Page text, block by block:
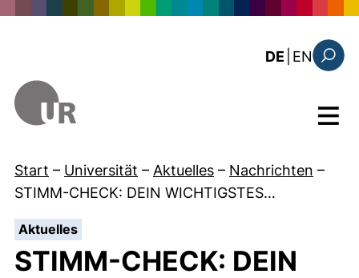
DE EN: the
Menü
Start – Universität – Aktuelles – Nachrichten –
STIMM-CHECK: DEIN WICHTIGSTES…
Aktuelles:
STIMM-CHECK: DEIN